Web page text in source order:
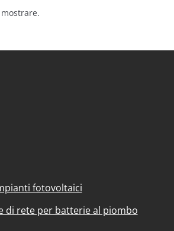
fotovoltaici
di rete per batterie al piombo